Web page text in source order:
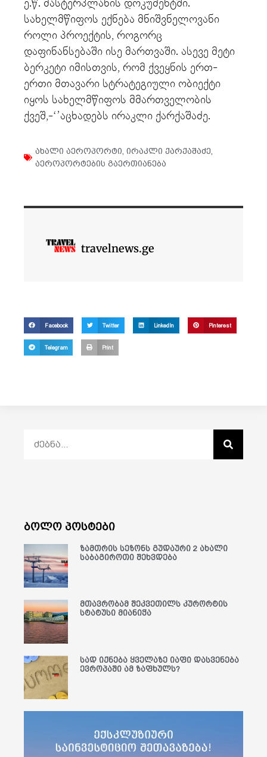
ე.წ. მასტერპლანის დოკუმენტში.
სახელმწიფოს ექნება მნიშვნელოვანი
როლი პროექტის, როგორც
დაფინანსებაში ისე მართვაში. ასევე მეტი
ბერკეტი იმისთვის, რომ ქვეყნის ერთ-
ერთი მთავარი სტრატეგიული ობიექტი
იყოს სახელმწიფოს მმართველობის
ქვეშ,-‘’აცხადებს ირაკლი ქარქაშაძე.
ახალი აეროპორტი ირაკლი ქარქაშაძე
აეროპორტების გაერთიანება
travelnews.ge
Facebook Twitter LinkedIn Pinterest
Telegram Print
ბოლო პოსტები
ზამთრის სეზონს გუდაური 2 ახალი
საბაგიროთი შეხვდება
მთავრობამ შეკვეთილს კურორტის
სტატუსი მიანიჭა
სად იქნება ყველაზე იაფი დასვენება
ევროპაში ამ ზაფხულს?